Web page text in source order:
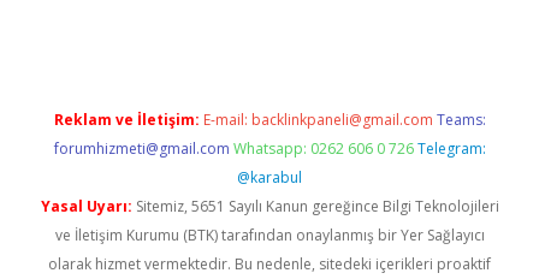
Reklam ve İletişim: E-mail: backlinkpaneli@gmail.com Teams:
forumhizmeti@gmail.com Whatsapp: 0262 606 0 726 Telegram:
@karabul
Yasal Uyarı: Sitemiz, 5651 Sayılı Kanun gereğince Bilgi Teknolojileri
ve İletişim Kurumu (BTK) tarafından onaylanmış bir Yer Sağlayıcı
olarak hizmet vermektedir. Bu nedenle, sitedeki içerikleri proaktif